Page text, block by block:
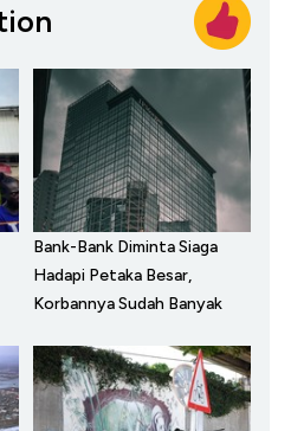
Bank-Bank Diminta Siaga
Hadapi Petaka Besar,
Korbannya Sudah Banyak